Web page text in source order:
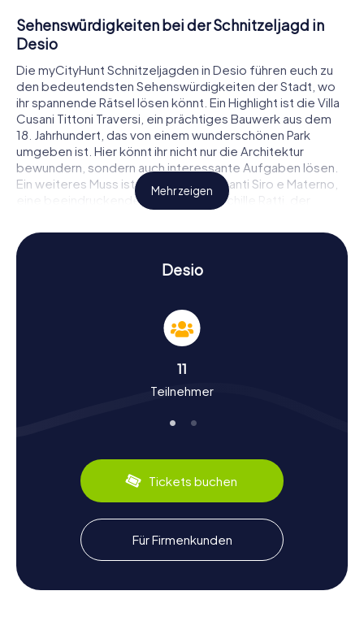
Sehenswürdigkeiten bei der Schnitzeljagd in
Desio
Die myCityHunt Schnitzeljagden in Desio führen euch zu
den bedeutendsten Sehenswürdigkeiten der Stadt, wo
ihr spannende Rätsel lösen könnt. Ein Highlight ist die Villa
Cusani Tittoni Traversi, ein prächtiges Bauwerk aus dem
18. Jahrhundert, das von einem wunderschönen Park
umgeben ist. Hier könnt ihr nicht nur die Architektur
bewundern, sondern auch interessante Aufgaben lösen.
Ein weiteres Muss ist die Chiesa dei Santi Siro e Materno,
eine beeindruckende Kirche, in der Achille Ratti, der
sehenswert ist das Monumento a re Umberto I, das an den
italienischen König erinnert. Bei diesen
Sehenswürdigkeiten erfahrt ihr mehr über die Geschichte
und Kultur der Stadt und könnt euer Wissen bei der
Geschichte und Kultur bei der Schnitzeljagd in
Die Schnitzeljagden in Desio bieten euch die Möglichkeit,
tief in die Geschichte und Kultur der Stadt einzutauchen.
seitdem eine bewegte Geschichte erlebt. Wusstet ihr,
Familie Visconti in Mailand und der Lombardei, aus Desio
stammt? Oder dass Luigi Giussani, der Gründer der
katholischen Laienbewegung Comunione e Liberazione,
hier geboren wurde? Während der Schnitzeljagd in Desio
werdet ihr viele solcher spannenden Fakten entdecken.
Auch kulinarisch hat die Stadt einiges zu bieten. Probiert
die lokalen Spezialitäten wie Risotto alla Milanese oder
Panettone, ein traditioneller italienischer Kuchen. Die
Schnitzeljagd in Desio ist somit nicht nur ein Abenteuer,
Mehr zeigen
Desio
11
Teilnehmer
Tickets buchen
Für Firmenkunden